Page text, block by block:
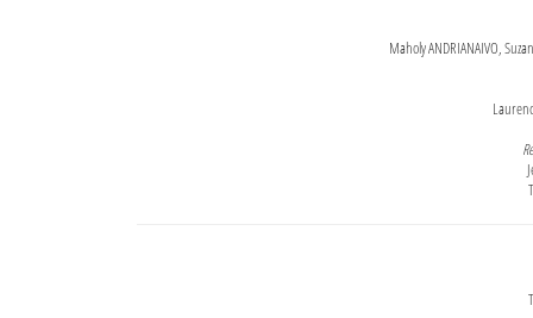
Maholy ANDRIANAIVO,